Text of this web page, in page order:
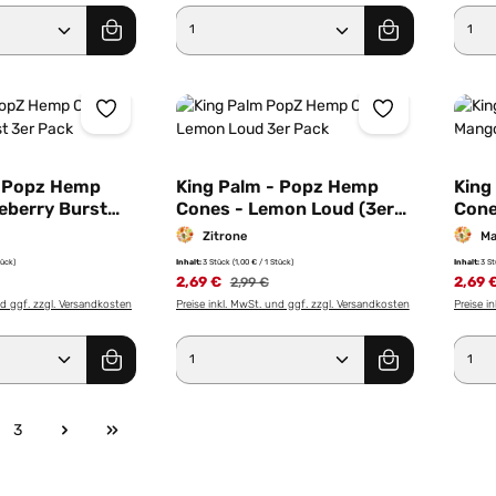
Gib den gewünschten Wert ein
Produkt Anzahl: Gib den
Hemp
Burst
ggf. zzgl. Versandkosten
Gib den gewünschten Wert ein
King Palm - Popz Hemp
Cones - Lemon Loud (3er
Pack)Zitrone
Inhalt:3 Stück (1,00 € / 1 Stück)
2,69 € 2,99 €
Preise inkl. MwSt. und ggf. zzgl. Versandkosten
Produkt Anzahl: Gib den
Inhalt:3
2,69
Preise
Seite
3